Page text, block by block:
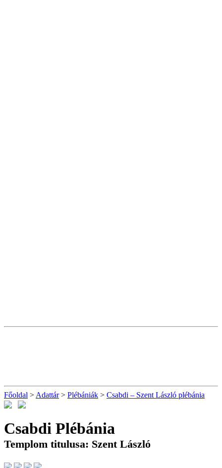
Főoldal > Adattár> Plébániák > Csabdi – Szent László plébánia
Csabdi Plébánia
Templom titulusa: Szent László